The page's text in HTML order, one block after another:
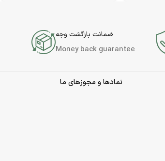
ضمانت بازگشت وجه
Money back guarantee
نمادها و مجوزهای ما